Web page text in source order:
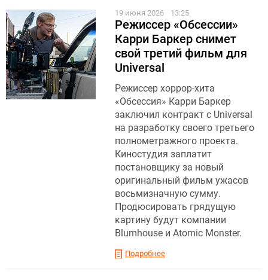
19 июня 2026 13:25
Режиссер «Обсессии»
Карри Баркер снимет
свой третий фильм для
Universal
Режиссер хоррор-хита
«Обсессия» Карри Баркер
заключил контракт с Universal
на разработку своего третьего
полнометражного проекта.
Киностудия заплатит
постановщику за новый
оригинальный фильм ужасов
восьмизначную сумму.
Продюсировать грядущую
картину будут компании
Blumhouse и Atomic Monster.
Подробнее